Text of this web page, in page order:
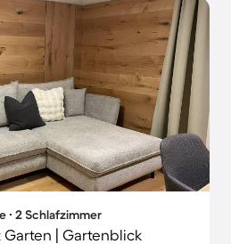
∙ 2 Schlafzimmer
| Gartenblick